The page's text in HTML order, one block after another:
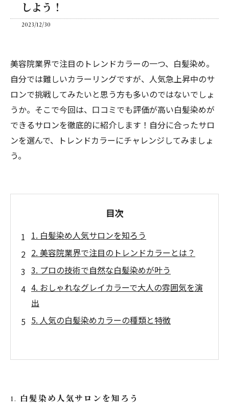
しよう！
2023/12/30
美容院業界で注目のトレンドカラーの一つ、白髪染め。
自分では難しいカラーリングですが、人気急上昇中のサ
ロンで挑戦してみたいと思う方も多いのではないでしょ
うか。そこで今回は、口コミでも評価が高い白髪染めが
できるサロンを徹底的に紹介します！自分に合ったサロ
ンを選んで、トレンドカラーにチャレンジしてみましょ
う。
目次
1. 白髪染め人気サロンを知ろう
2. 美容院業界で注目のトレンドカラーとは？
3. プロの技術で自然な白髪染めが叶う
4. おしゃれなグレイカラーで大人の雰囲気を演
出
5. 人気の白髪染めカラーの種類と特徴
1. 白髪染め人気サロンを知ろう